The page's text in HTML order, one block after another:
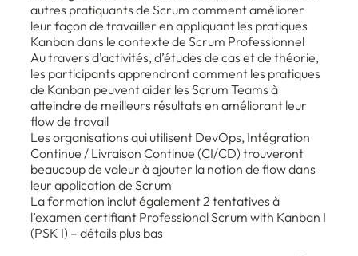
autres pratiquants de Scrum comment améliorer
leur façon de travailler en appliquant les pratiques
Kanban dans le contexte de Scrum Professionnel
Au travers d’activités, d’études de cas et de théorie,
les participants apprendront comment les pratiques
de Kanban peuvent aider les Scrum Teams à
atteindre de meilleurs résultats en améliorant leur
flow de travail
Les organisations qui utilisent DevOps, Intégration
Continue / Livraison Continue (CI/CD) trouveront
beaucoup de valeur à ajouter la notion de flow dans
leur application de Scrum
La formation inclut également 2 tentatives à
l’examen certifiant Professional Scrum with Kanban I
(PSK I) – détails plus bas